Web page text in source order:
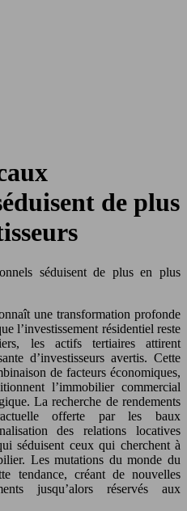
de plus
séduisent de plus en plus
une transformation profonde
l’investissement résidentiel reste
les actifs tertiaires attirent
d’investisseurs avertis. Cette
de facteurs économiques,
l’immobilier commercial
La recherche de rendements
offerte par les baux
des relations locatives
séduisent ceux qui cherchent à
Les mutations du monde du
tendance, créant de nouvelles
jusqu’alors réservés aux